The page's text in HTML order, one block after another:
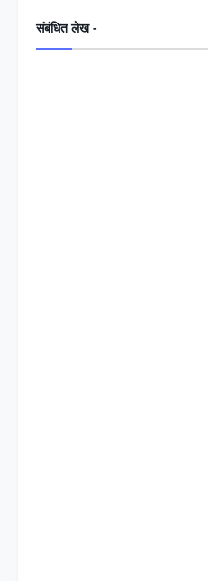
संबंधित लेख -